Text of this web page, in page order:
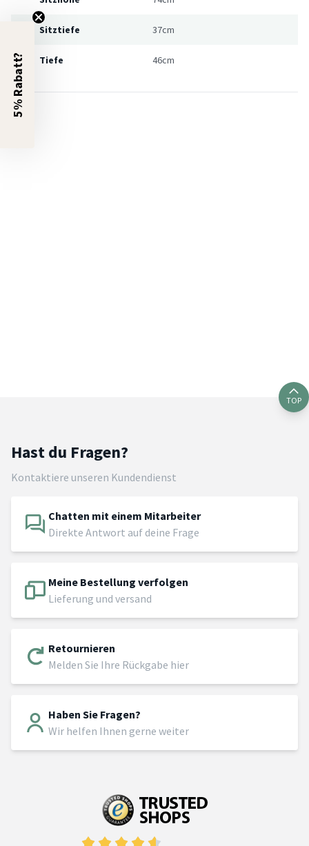
Sitztiefe 37cm
Tiefe 46cm
TOP
Hast du Fragen?
Kontaktiere unseren Kundendienst
Chatten mit einem Mitarbeiter
Direkte Antwort auf deine Frage
Meine Bestellung verfolgen
Lieferung und versand
Retournieren
Melden Sie Ihre Rückgabe hier
Haben Sie Fragen?
Wir helfen Ihnen gerne weiter
5% Rabatt?